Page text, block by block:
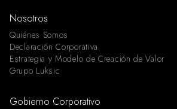
Nosotros
Quiénes Somos
Declaración Corporativa
Estrategia y Modelo de Creación de Valor
Grupo Luksic
Gobierno Corporativo